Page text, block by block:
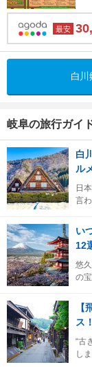
最安
白川
岐阜の旅行ガイ
白
ル
日
言
い
12
悠
の
ス
“古
し